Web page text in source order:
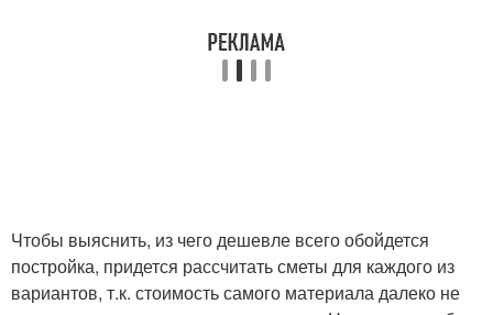
Чтобы выяснить, из чего дешевле всего обойдется
постройка, придется рассчитать сметы для каждого из
вариантов, т.к. стоимость самого материала далеко не